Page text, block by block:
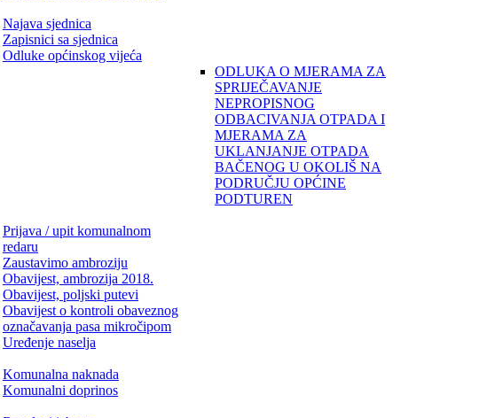
Najava sjednica
Zapisnici sa sjednica
Odluke općinskog vijeća
ODLUKA O MJERAMA ZA
SPRIJEČAVANJE
NEPROPISNOG
ODBACIVANJA OTPADA I
MJERAMA ZA
UKLANJANJE OTPADA
BAČENOG U OKOLIŠ NA
PODRUČJU OPĆINE
PODTUREN
Prijava / upit komunalnom
redaru
Zaustavimo ambroziju
Obavijest, ambrozija 2018.
Obavijest, poljski putevi
Obavijest o kontroli obaveznog
označavanja pasa mikročipom
Uređenje naselja
Komunalna naknada
Komunalni doprinos